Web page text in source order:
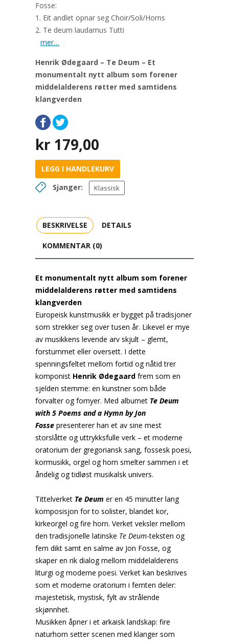
Fosse:
1. Eit andlet opnar seg Choir/Soli/Horns
2. Te deum laudamus Tutti
mer…
Henrik Ødegaard – Te Deum – Et
monumentalt nytt album som forener
middelalderens røtter med samtidens
klangverden
kr 179,00
LEGG I HANDLEKURV
Sjanger:
Klassisk
BESKRIVELSE DETAILS
KOMMENTAR (0)
Et monumentalt nytt album som forener
middelalderens røtter med samtidens
klangverden
Europeisk kunstmusikk er bygget på tradisjoner
som strekker seg over tusen år. Likevel er mye
av musikkens levende arv skjult – glemt,
forstummet eller oversett. I dette
spenningsfeltet mellom fortid og nåtid trer
komponist Henrik Ødegaard frem som en
sjelden stemme: en kunstner som både
forvalter og fornyer. Med albumet Te Deum
with 5 Poems and a Hymn by Jon
Fosse presenterer han et av sine mest
storslåtte og uttrykksfulle verk – et moderne
oratorium der gregoriansk sang, fossesk poesi,
kormusikk, orgel og horn smelter sammen i et
åndelig og tidløst musikalsk univers.
Tittelverket Te Deum er en 45 minutter lang
komposisjon for to solister, blandet kor,
kirkeorgel og fire horn. Verket veksler mellom
den tradisjonelle latinske Te Deum-teksten og
fem dikt samt en salme av Jon Fosse, og
skaper en rik dialog mellom middelalderens
liturgi og moderne poesi. Verket kan beskrives
som et moderne oratorium i femten deler:
majestetisk, mystisk, fylt av strålende
skjønnhet.
Musikken åpner i et arkaisk landskap: fire
naturhorn setter scenen med klanger som